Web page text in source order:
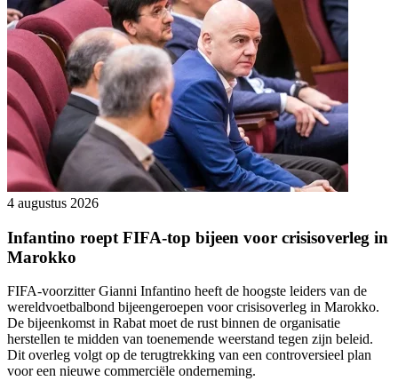
4 augustus 2026
Infantino roept FIFA-top bijeen voor crisisoverleg in
Marokko
FIFA-voorzitter Gianni Infantino heeft de hoogste leiders van de
wereldvoetbalbond bijeengeroepen voor crisisoverleg in Marokko.
De bijeenkomst in Rabat moet de rust binnen de organisatie
herstellen te midden van toenemende weerstand tegen zijn beleid.
Dit overleg volgt op de terugtrekking van een controversieel plan
voor een nieuwe commerciële onderneming.